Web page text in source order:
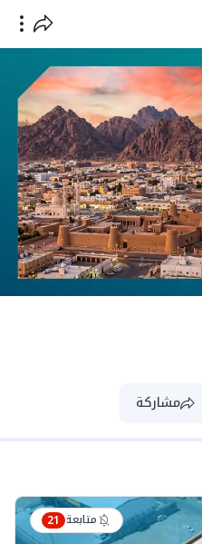
مشاركة
متابعة 21